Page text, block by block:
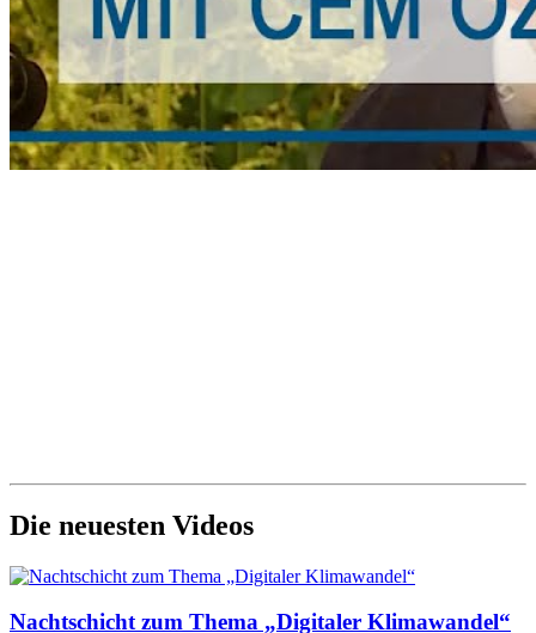
Die neuesten Videos
Nachtschicht zum Thema „Digitaler Klimawandel“